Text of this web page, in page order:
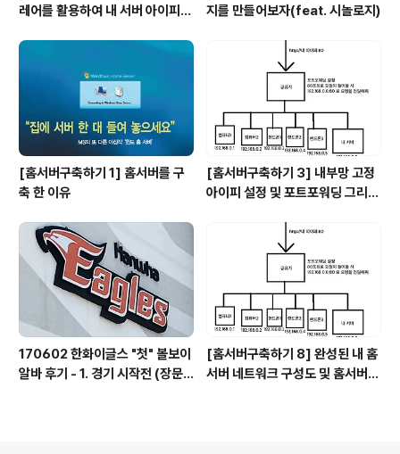
레어를 활용하여 내 서버 아이피
지를 만들어보자(feat. 시놀로지)
[홈서버구축하기 1] 홈서버를 구
축 한 이유
[홈서버구축하기 3] 내부망 고정
아이피 설정 및 포트포워딩 그리고
170602 한화이글스 "첫" 볼보이
알바 후기 - 1. 경기 시작전 (장문
[홈서버구축하기 8] 완성된 내 홈
서버 네트워크 구성도 및 홈서버